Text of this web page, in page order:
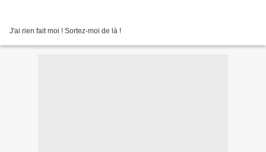
J'ai rien fait moi ! Sortez-moi de là !